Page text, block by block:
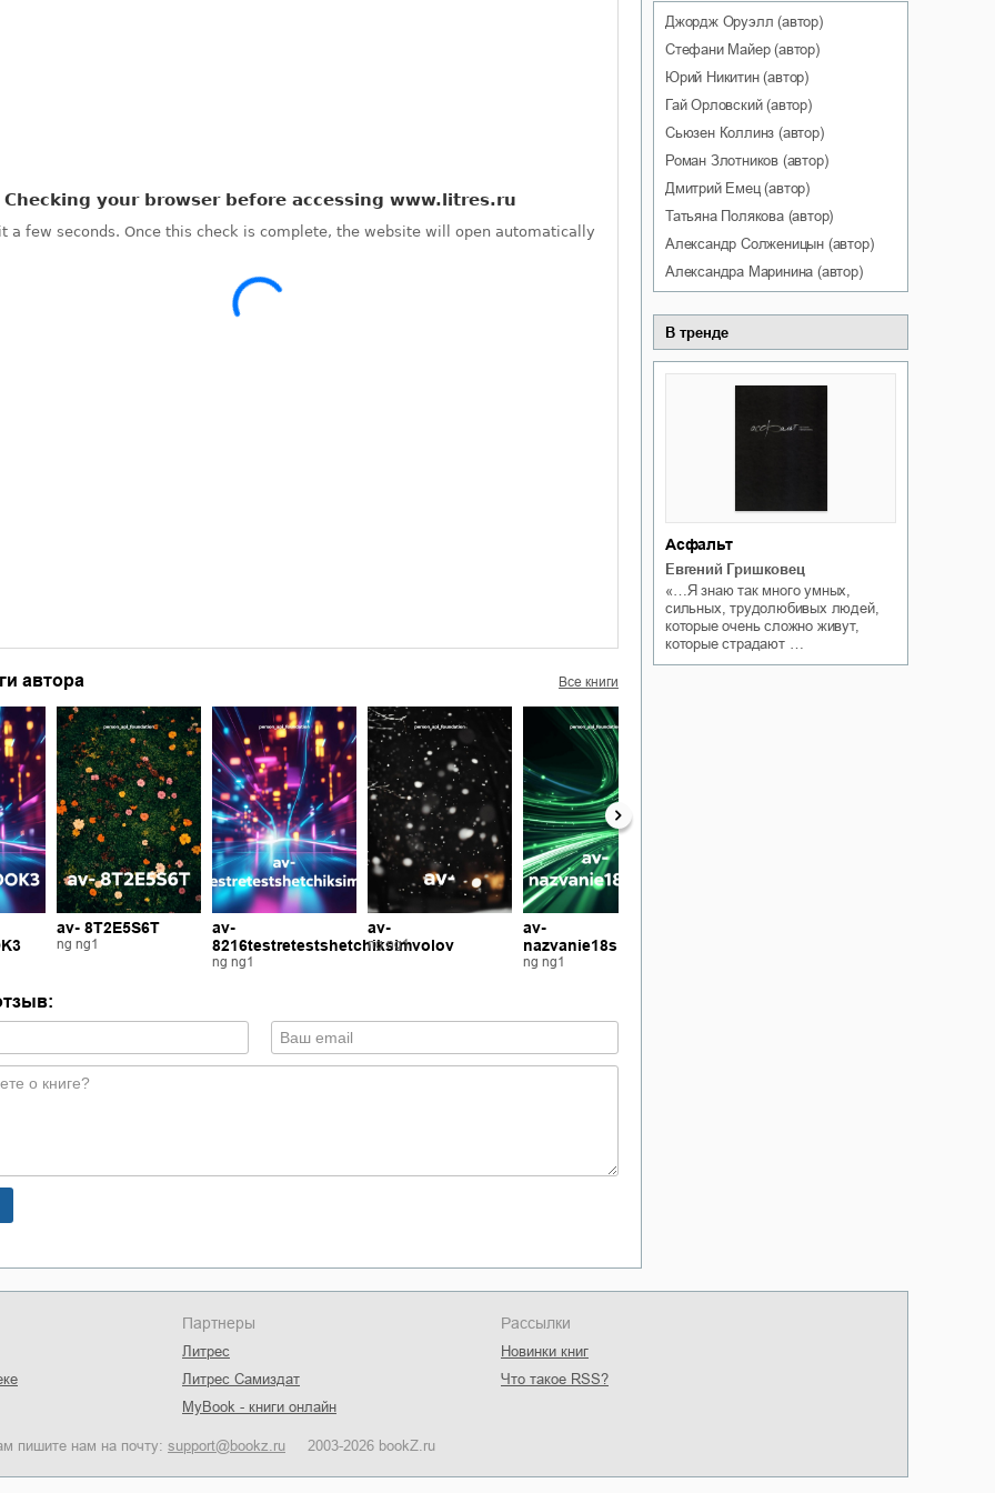
автора Все книги
av- 8T2E5S6T
ng ng1
av-
8216testretestshetchiksimvolov
ng ng1
av-
ng ng1
av-
nazvanie18simv
ng ng1
Джордж Оруэлл (автор)
Стефани Майер(автор)
Юрий Никитин(автор)
Гай Орловский(автор)
Сьюзен Коллинз (автор)
Роман Злотников (автор)
Дмитрий Емец(автор)
Татьяна Полякова(автор)
Александр Солженицын (автор)
Александра Маринина (автор)
В тренде
Асфальт
Евгений Гришковец
«…Я знаю так много умных,
сильных, трудолюбивых людей,
которые очень сложно живут,
которые страдают …
Партнеры
Литрес
Литрес Самиздат
MyBook - книги онлайн
Рассылки
Новинки книг
Что такое RSS?
пишите нам на почту: support@bookz.ru 2003-2026 bookZ.ru